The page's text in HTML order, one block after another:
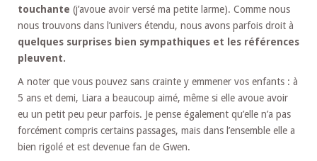
touchante (j’avoue avoir versé ma petite larme). Comme nous
nous trouvons dans l’univers étendu, nous avons parfois droit à
quelques surprises bien sympathiques et les références
pleuvent.
A noter que vous pouvez sans crainte y emmener vos enfants : à
5 ans et demi, Liara a beaucoup aimé, même si elle avoue avoir
eu un petit peu peur parfois. Je pense également qu’elle n’a pas
forcément compris certains passages, mais dans l’ensemble elle a
bien rigolé et est devenue fan de Gwen.